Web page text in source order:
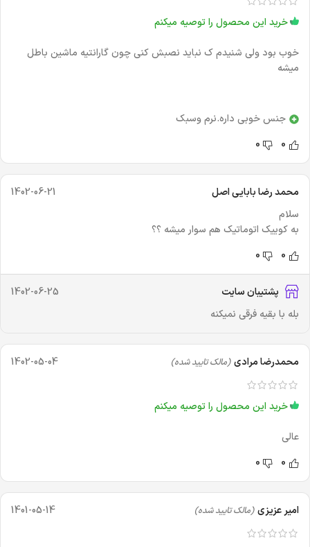
خرید این محصول را توصیه میکنم
خوب بود ولی شنیدم ک نباید نصبش کنی چون گارانتیه ماشین باطل
میشه
جنس خوبی داره.نرم وسبک
0
0
محمد رضا بابایی اصل
1402-06-21
سلام
به کوییک اتوماتیک هم سوار میشه ؟؟
0
0
پشتیبان سایت
1402-06-25
بله با بقیه فرقی نمیکنه
محمدرضا مرادی (مالک تایید شده) 1402-05-04
خرید این محصول را توصیه میکنم
عالی
0
0
امیر عزیزی (مالک تایید شده) 1401-05-14